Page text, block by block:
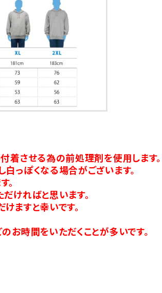
着させる為の前処理剤を使用します。
っぽくなる場合がございます。
。
ければと思います。
ますと幸いです。
お時間をいただくことが多いです。